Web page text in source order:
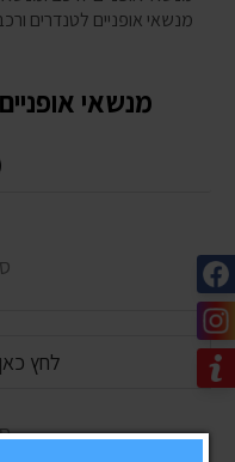
מנשאי אופניים לטנדרים
מנשאי
(2
לחץ